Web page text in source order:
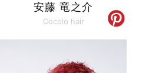
安藤 竜之介
Cocolo hair